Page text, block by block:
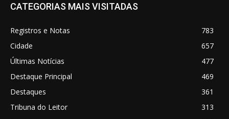
CATEGORIAS MAIS VISITADAS
Registros e Notas
783
Cidade
657
Últimas Notícias
477
Destaque Principal
469
Destaques
361
Tribuna do Leitor
313